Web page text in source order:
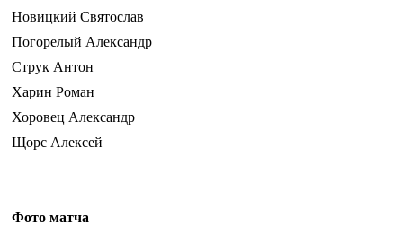
Новицкий Святослав
Погорелый Александр
Струк Антон
Харин Роман
Хоровец Александр
Щорс Алексей
Фото матча